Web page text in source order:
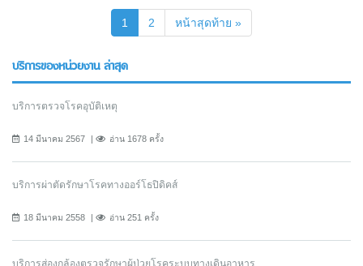
1 (current)
2 หน้าสุดท้าย »
บริการของหน่วยงาน ล่าสุด
บริการตรวจโรคอุบัติเหตุ
14 มีนาคม 2567 อ่าน 1678 ครั้ง
บริการผ่าตัดรักษาโรคทางออร์โธปิดิคส์
18 มีนาคม 2558 อ่าน 251 ครั้ง
บริการส่องกล้องตรวจรักษาผู้ป่วยโรคระบบทางเดินอาหาร